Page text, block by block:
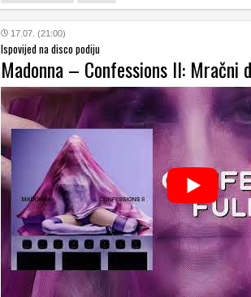
17.07. (21:00)
Ispovijed na disco podiju
Madonna – Confessions II: Mračni